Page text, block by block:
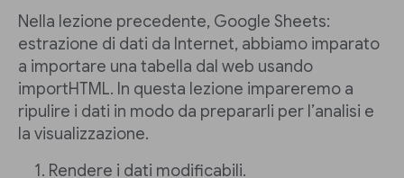
Nella lezione precedente, Google Sheets:
estrazione di dati da Internet, abbiamo imparato
a importare una tabella dal web usando
importHTML. In questa lezione impareremo a
ripulire i dati in modo da prepararli per l’analisi e
la visualizzazione.
Rendere i dati modificabili.